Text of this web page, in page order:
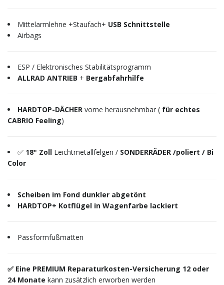
Mittelarmlehne +Staufach+ USB Schnittstelle
Airbags
ESP / Elektronisches Stabilitätsprogramm
ALLRAD ANTRIEB + Bergabfahrhilfe
HARDTOP-DÄCHER vorne herausnehmbar ( für echtes
CABRIO Feeling)
✅ 18" Zoll Leichtmetallfelgen / SONDERRÄDER /poliert / Bi
Color
Scheiben im Fond dunkler abgetönt
HARDTOP+ Kotflügel in Wagenfarbe lackiert
Passformfußmatten
✅ Eine PREMIUM Reparaturkosten-Versicherung 12 oder
24 Monate kann zusätzlich erworben werden